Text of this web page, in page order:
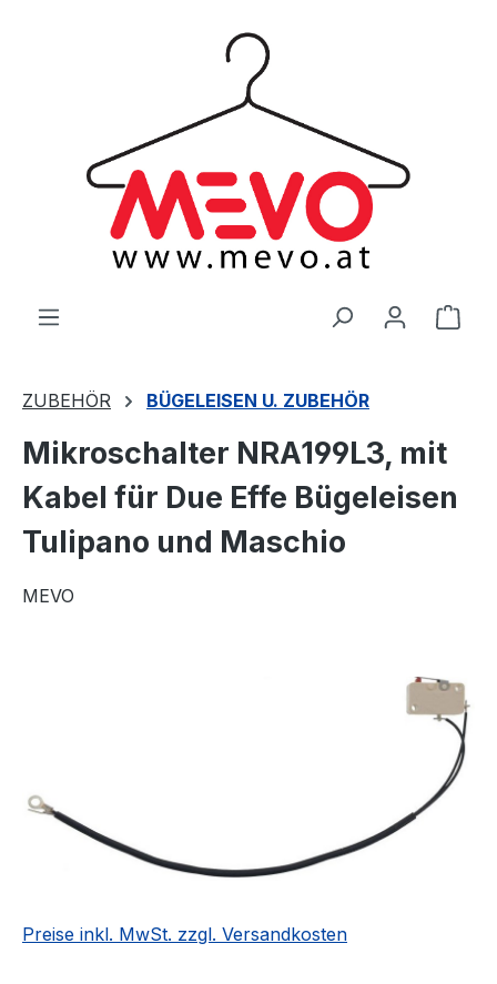
ZUBEHÖR BÜGELEISEN U. ZUBEHÖR
Mikroschalter NRA199L3, mit
Kabel für Due Effe Bügeleisen
Tulipano und Maschio
MEVO
Preise inkl. MwSt. zzgl. Versandkosten